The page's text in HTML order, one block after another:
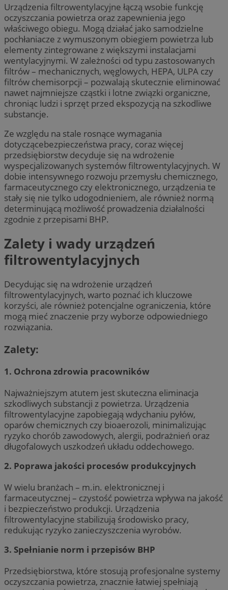
Urządzenia filtrowentylacyjne łączą wsobie funkcję
oczyszczania powietrza oraz zapewnienia jego
właściwego obiegu. Mogą działać jako samodzielne
pochłaniacze z wymuszonym obiegiem powietrza lub
elementy zintegrowane z większymi instalacjami
wentylacyjnymi. W zależności od typu zastosowanych
filtrów – mechanicznych, węglowych, HEPA, ULPA czy
filtrów chemisorpcji – pozwalają skutecznie eliminować
nawet najmniejsze cząstki i lotne związki organiczne,
chroniąc ludzi i sprzęt przed ekspozycją na szkodliwe
substancje.
Ze względu na stale rosnące wymagania
dotyczącebezpieczeństwa pracy, coraz więcej
przedsiębiorstw decyduje się na wdrożenie
wyspecjalizowanych systemów filtrowentylacyjnych. W
dobie intensywnego rozwoju przemysłu chemicznego,
farmaceutycznego czy elektronicznego, urządzenia te
stały się nie tylko udogodnieniem, ale również normą
determinującą możliwość prowadzenia działalności
zgodnie z przepisami BHP.
Zalety i wady urządzeń
filtrowentylacyjnych
Decydując się na wdrożenie urządzeń
filtrowentylacyjnych, warto poznać ich kluczowe
korzyści, ale również potencjalne ograniczenia, które
mogą mieć znaczenie przy wyborze odpowiedniego
rozwiązania.
Zalety:
1. Ochrona zdrowia pracowników
Najważniejszym atutem jest skuteczna eliminacja
szkodliwych substancji z powietrza. Urządzenia
filtrowentylacyjne zapobiegają wdychaniu pyłów,
oparów chemicznych czy bioaerozoli, minimalizując
ryzyko chorób zawodowych, alergii, podrażnień oraz
długofalowych uszkodzeń układu oddechowego.
2. Poprawa jakości procesów produkcyjnych
W wielu branżach – m.in. elektronicznej i
farmaceutycznej – czystość powietrza wpływa na jakość
i bezpieczeństwo produkcji. Urządzenia
filtrowentylacyjne stabilizują środowisko pracy,
redukując ryzyko zanieczyszczenia wyrobów.
3. Spełnianie norm i przepisów BHP
Przedsiębiorstwa, które stosują profesjonalne systemy
oczyszczania powietrza, znacznie łatwiej spełniają